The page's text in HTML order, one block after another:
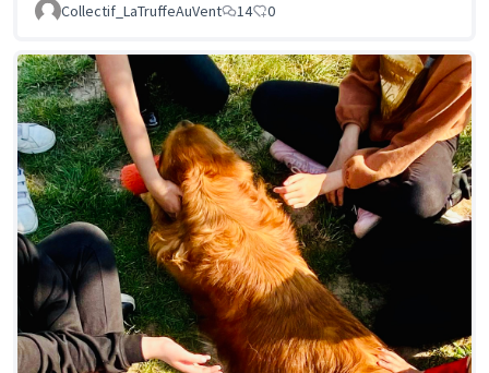
Collectif_LaTruffeAuVent
14 0